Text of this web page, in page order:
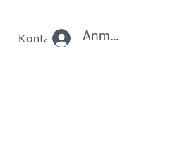
Kontakt Anmelden